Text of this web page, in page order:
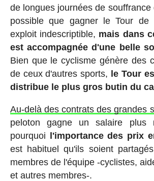
de longues journées de souffrance
possible que gagner le Tour de
exploit indescriptible, mais dans
est accompagnée d'une belle
Bien que le cyclisme génère des
de ceux d'autres sports, le Tour
distribue le plus gros butin du
Au-delà des contrats des grandes
peloton gagne un salaire plus
pourquoi l'importance des prix
est habituel qu'ils soient
membres de l'équipe -cyclistes,
et autres membres-.